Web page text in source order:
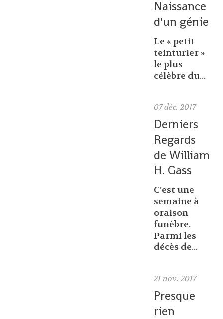
Naissance
d'un génie
Le « petit
teinturier »
le plus
célèbre du...
07 déc. 2017
Derniers
Regards
de William
H. Gass
C’est une
semaine à
oraison
funèbre.
Parmi les
décès de...
21 nov. 2017
Presque
rien